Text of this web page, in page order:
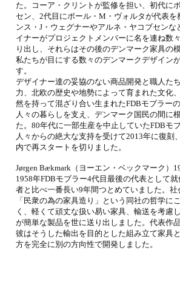
た。コーア・クリントが監修を担い、初代に
セン、2代目にポール・M・ヴォルタが代表を
ンス・J・ウェグナーやアルネ・ヤコブセンな
イナーがプロジェクトメンバーに名を連ね数
り出し、それらはその後のデンマーク家具の
私たちが目にする数々のデンマークデザイン
す。
デザイナー達の妥協のない商品開発と職人た
力、北欧の歴史や地勢によって育まれた文化
然を持って混ざり合い生まれたFDBモブラー
人々の暮らしを支え、デンマーク国⺠の間に
た。80年代に一部生産を中止していたFDBモ
人々からの絶大な支持を受けて2013年に復刻
内で再スタートを切りました。
Jørgen Bækmark（ヨーエン・ベックマーク）
1958年FDBモブラー4代目最後の代表として
者と比べ一番長い9年間つとめていました。
「民衆の為の家具造り」という同社の哲学に
く、軽くて頑丈な扱い易い家具、輸送を考慮
が簡単な製品を世に送り出しました。代表作品
彼はそうした輸出を目的とした組み立て家具
方を完全に別の方向性で開発しました。